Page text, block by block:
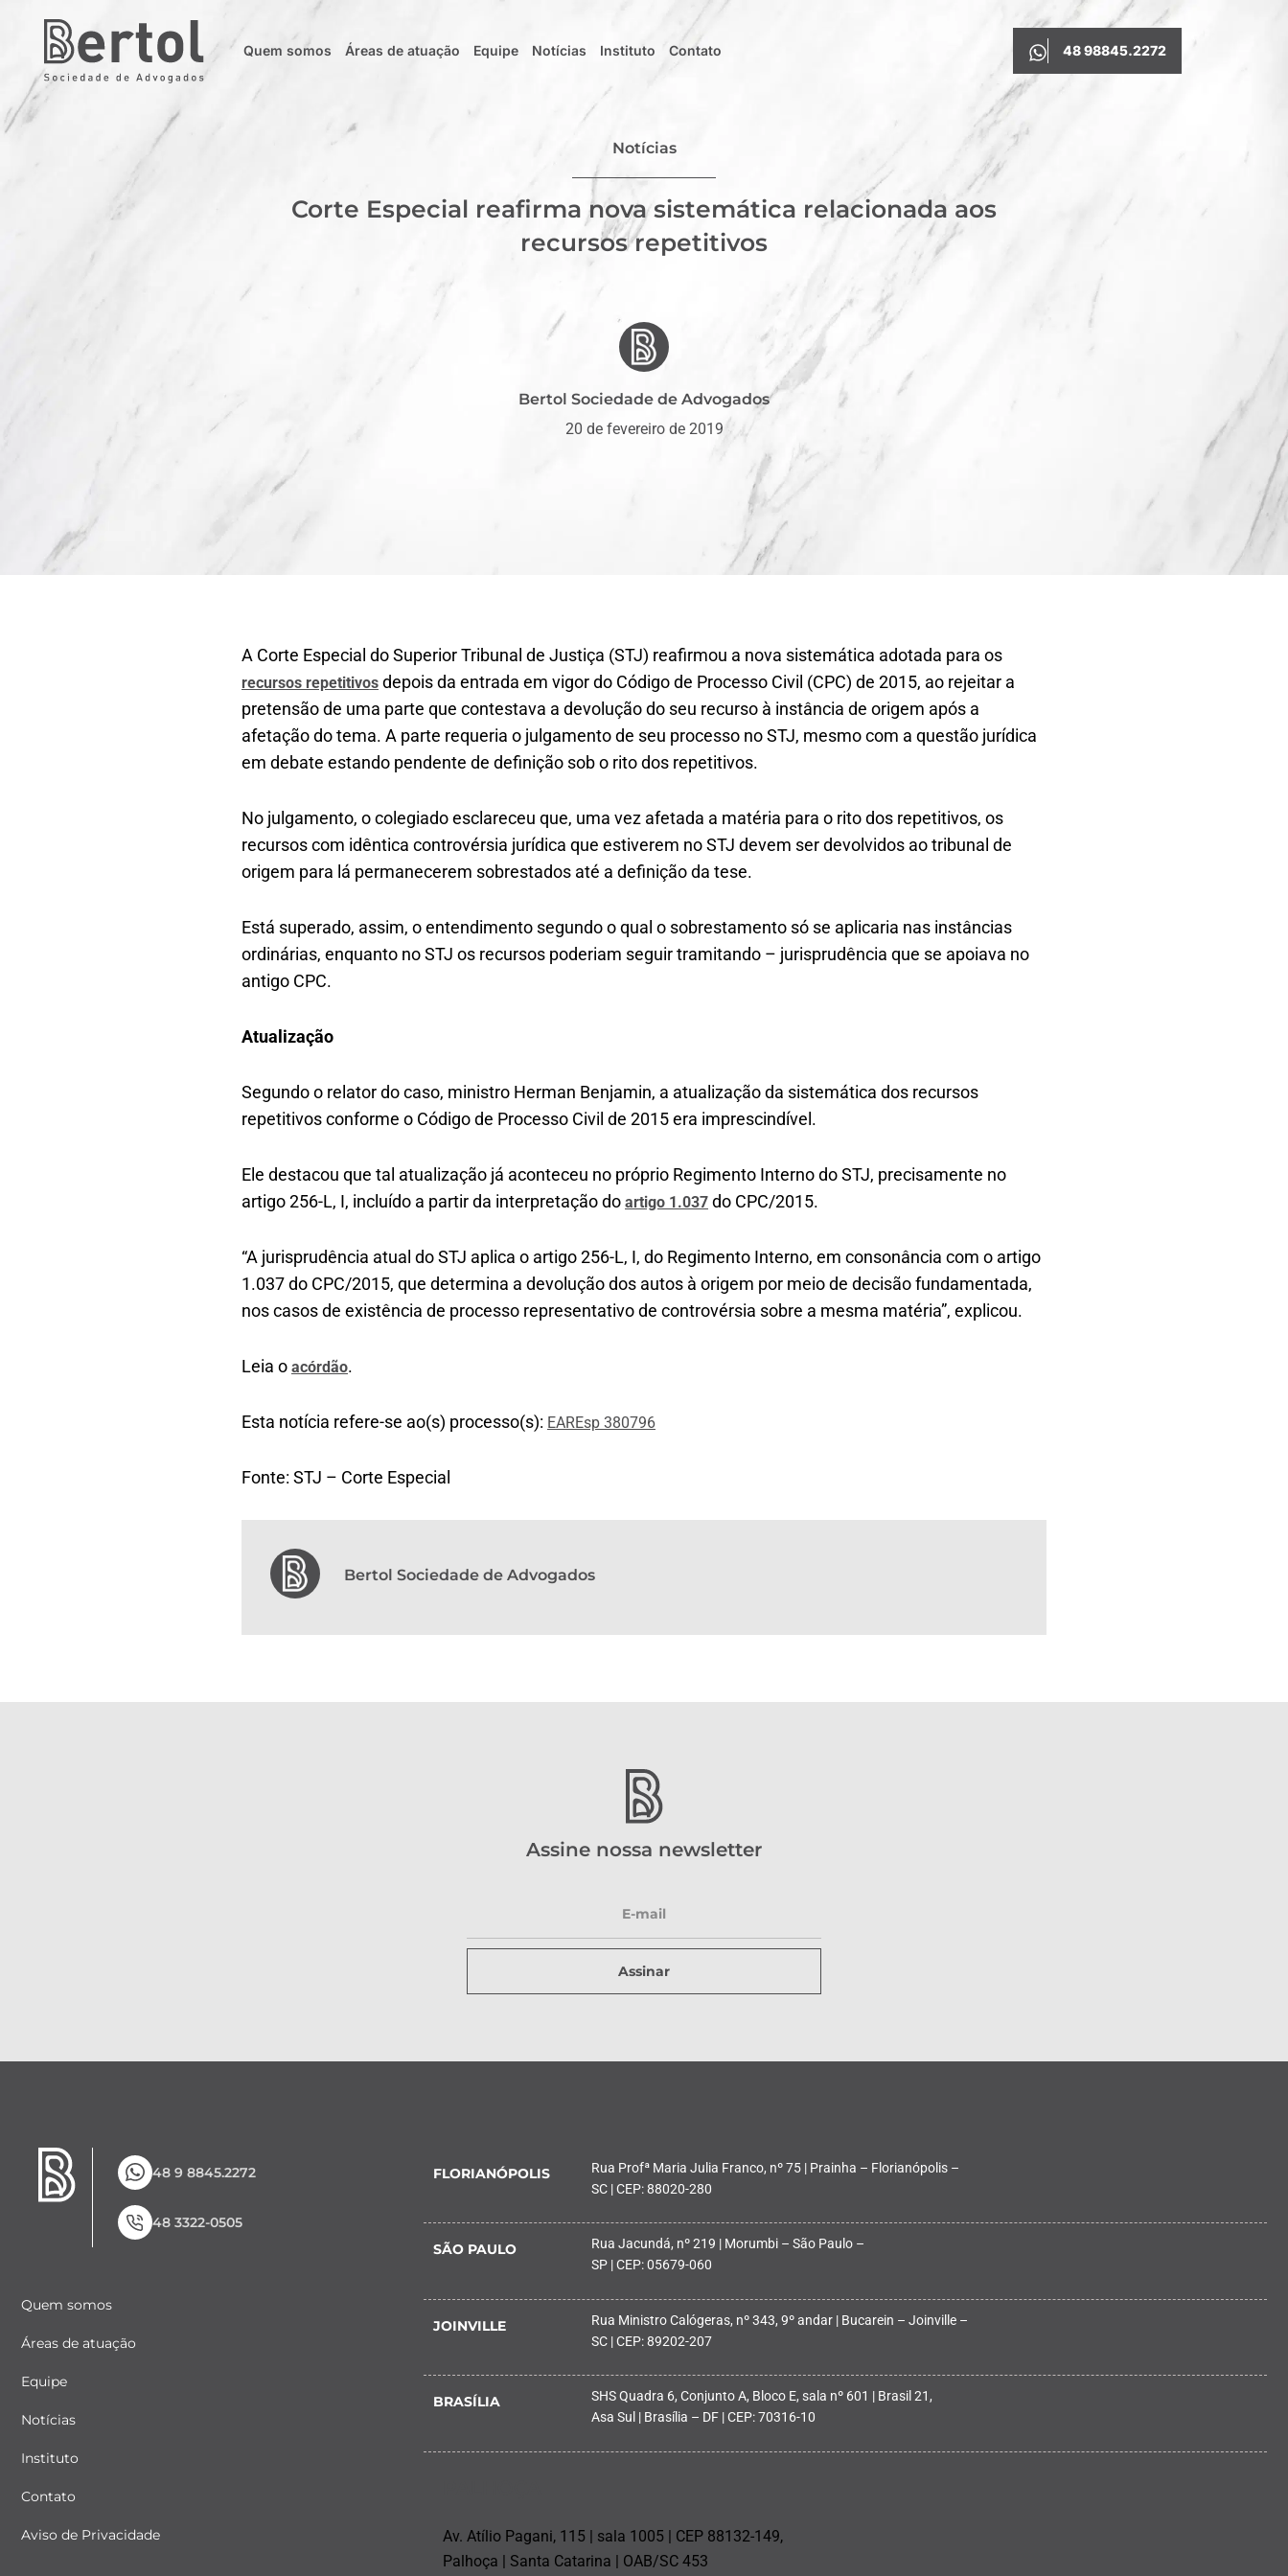
Quem somos Áreas de atuação Equipe Notícias Instituto Contato 48 98845.2272
Notícias
Corte Especial reafirma nova sistemática relacionada aos
recursos repetitivos
Bertol Sociedade de Advogados
20 de fevereiro de 2019
A Corte Especial do Superior Tribunal de Justiça (STJ) reafirmou a nova sistemática adotada para os
recursos repetitivos depois da entrada em vigor do Código de Processo Civil (CPC) de 2015, ao rejeitar a
pretensão de uma parte que contestava a devolução do seu recurso à instância de origem após a
afetação do tema. A parte requeria o julgamento de seu processo no STJ, mesmo com a questão jurídica
em debate estando pendente de definição sob o rito dos repetitivos.
No julgamento, o colegiado esclareceu que, uma vez afetada a matéria para o rito dos repetitivos, os
recursos com idêntica controvérsia jurídica que estiverem no STJ devem ser devolvidos ao tribunal de
origem para lá permanecerem sobrestados até a definição da tese.
Está superado, assim, o entendimento segundo o qual o sobrestamento só se aplicaria nas instâncias
ordinárias, enquanto no STJ os recursos poderiam seguir tramitando – jurisprudência que se apoiava no
antigo CPC.
Atualização
Segundo o relator do caso, ministro Herman Benjamin, a atualização da sistemática dos recursos
repetitivos conforme o Código de Processo Civil de 2015 era imprescindível.
Ele destacou que tal atualização já aconteceu no próprio Regimento Interno do STJ, precisamente no
artigo 256-L, I, incluído a partir da interpretação do artigo 1.037 do CPC/2015.
“A jurisprudência atual do STJ aplica o artigo 256-L, I, do Regimento Interno, em consonância com o artigo
1.037 do CPC/2015, que determina a devolução dos autos à origem por meio de decisão fundamentada,
nos casos de existência de processo representativo de controvérsia sobre a mesma matéria”, explicou.
Leia o acórdão.
Esta notícia refere-se ao(s) processo(s): EAREsp 380796
Fonte: STJ – Corte Especial
Bertol Sociedade de Advogados
Assine nossa newsletter
Assinar
48 9 8845.2272
48 3322-0505
Quem somos
Áreas de atuação
Equipe
Notícias
Instituto
Contato
Aviso de Privacidade
FLORIANÓPOLIS
Rua Profª Maria Julia Franco, nº 75 | Prainha – Florianópolis –
SC | CEP: 88020-280
SÃO PAULO
Rua Jacundá, nº 219 | Morumbi – São Paulo –
SP | CEP: 05679-060
JOINVILLE
Rua Ministro Calógeras, nº 343, 9º andar | Bucarein – Joinville –
SC | CEP: 89202-207
BRASÍLIA
SHS Quadra 6, Conjunto A, Bloco E, sala nº 601 | Brasil 21,
Asa Sul | Brasília – DF | CEP: 70316-10
Av. Atílio Pagani, 115 | sala 1005 | CEP 88132-149,
Palhoça | Santa Catarina | OAB/SC 453